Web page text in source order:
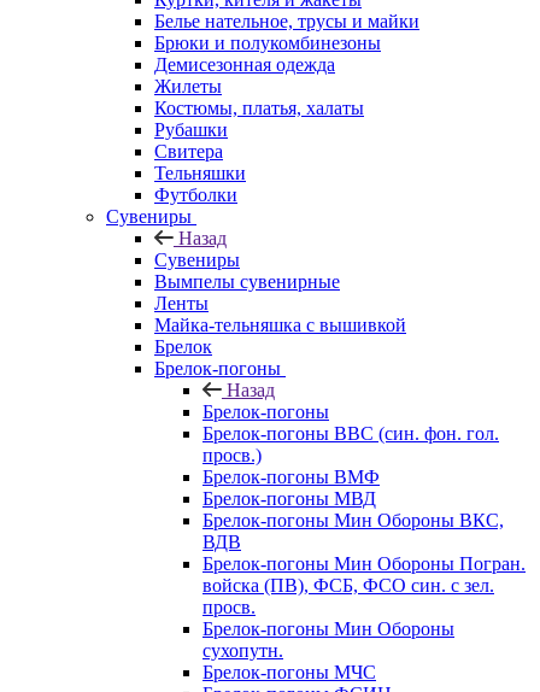
Белье нательное, трусы и майки
Брюки и полукомбинезоны
Демисезонная одежда
Жилеты
Костюмы, платья, халаты
Рубашки
Свитера
Тельняшки
Футболки
Сувениры
Назад
Сувениры
Вымпелы сувенирные
Ленты
Майка-тельняшка с вышивкой
Брелок
Брелок-погоны
Назад
Брелок-погоны
Брелок-погоны ВВС (син. фон. гол.
просв.)
Брелок-погоны ВМФ
Брелок-погоны МВД
Брелок-погоны Мин Обороны ВКС,
ВДВ
Брелок-погоны Мин Обороны Погран.
войска (ПВ), ФСБ, ФСО син. с зел.
просв.
Брелок-погоны Мин Обороны
сухопутн.
Брелок-погоны МЧС